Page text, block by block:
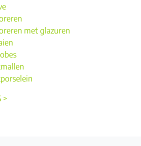
met glazuren
>